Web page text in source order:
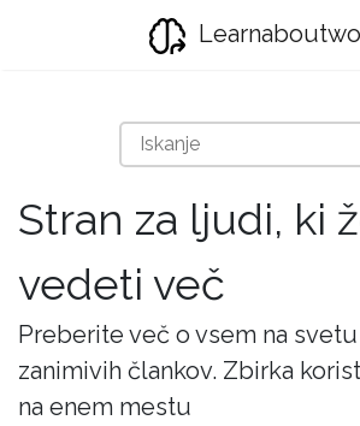
Stran za ljudi, ki
vedeti več
Preberite več o vsem na
zanimivih člankov. Zbirka
na enem mestu